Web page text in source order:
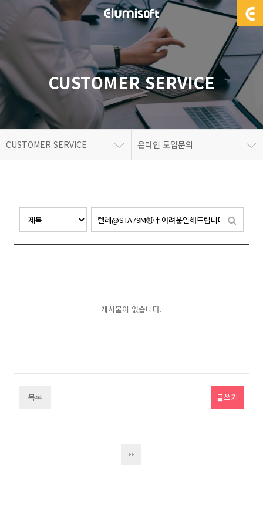
CUSTOMER SERVICE
CUSTOMER SERVICE 온라인 도입문의
게시물이 없습니다.
목록 글쓰기